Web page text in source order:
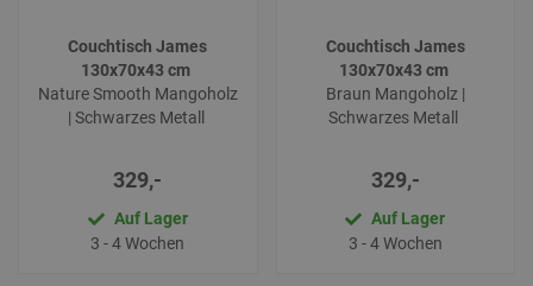
Couchtisch James
130x70x43 cm
Nature Smooth Mangoholz
| Schwarzes Metall
329,-
Auf Lager
3 - 4 Wochen
Couchtisch James
130x70x43 cm
Braun Mangoholz |
Schwarzes Metall
329,-
Auf Lager
3 - 4 Wochen